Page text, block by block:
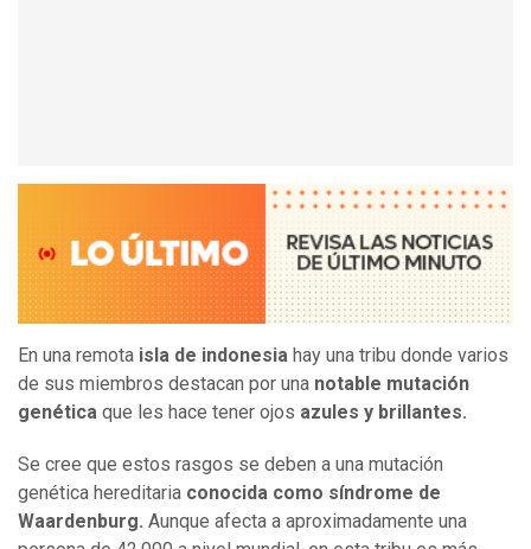
En una remota isla de indonesia hay una tribu donde varios
de sus miembros destacan por una notable mutación
genética que les hace tener ojos azules y brillantes.
Se cree que estos rasgos se deben a una mutación
genética hereditaria conocida como síndrome de
Waardenburg. Aunque afecta a aproximadamente una